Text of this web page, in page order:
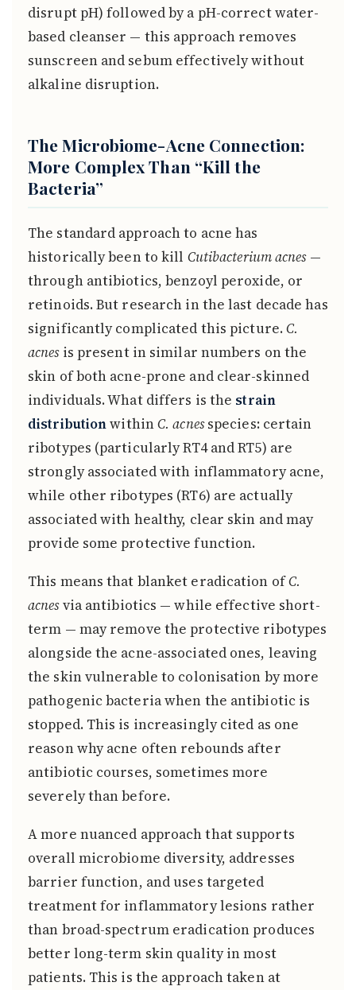
disrupt pH) followed by a pH-correct water-
based cleanser — this approach removes
sunscreen and sebum effectively without
alkaline disruption.
The Microbiome-Acne Connection:
More Complex Than “Kill the
Bacteria”
The standard approach to acne has
historically been to kill Cutibacterium acnes—
through antibiotics, benzoyl peroxide, or
retinoids. But research in the last decade has
significantly complicated this picture.C.
acnesis present in similar numbers on the
skin of both acne-prone and clear-skinned
individuals. What differs is the strain
distributionwithinC. acnesspecies: certain
ribotypes (particularly RT4 and RT5) are
strongly associated with inflammatory acne,
while other ribotypes (RT6) are actually
associated with healthy, clear skin and may
provide some protective function.
This means that blanket eradication ofC.
acnesvia antibiotics — while effective short-
term — may remove the protective ribotypes
alongside the acne-associated ones, leaving
the skin vulnerable to colonisation by more
pathogenic bacteria when the antibiotic is
stopped. This is increasingly cited as one
reason why acne often rebounds after
antibiotic courses, sometimes more
severely than before.
A more nuanced approach that supports
overall microbiome diversity, addresses
barrier function, and uses targeted
treatment for inflammatory lesions rather
than broad-spectrum eradication produces
better long-term skin quality in most
patients. This is the approach taken at